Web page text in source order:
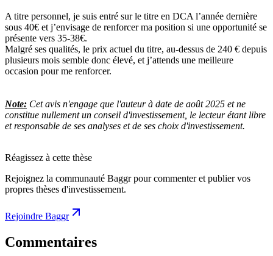
A titre personnel, je suis entré sur le titre en DCA l’année dernière
sous 40€ et j’envisage de renforcer ma position si une opportunité se
présente vers 35-38€.
Malgré ses qualités, le prix actuel du titre, au-dessus de 240 € depuis
plusieurs mois semble donc élevé, et j’attends une meilleure
occasion pour me renforcer.
Note: Cet avis n'engage que l'auteur à date de août 2025 et ne
constitue nullement un conseil d'investissement, le lecteur étant libre
et responsable de ses analyses et de ses choix d'investissement.
Réagissez à cette thèse
Rejoignez la communauté Baggr pour commenter et publier vos
propres thèses d'investissement.
Rejoindre Baggr
Commentaires